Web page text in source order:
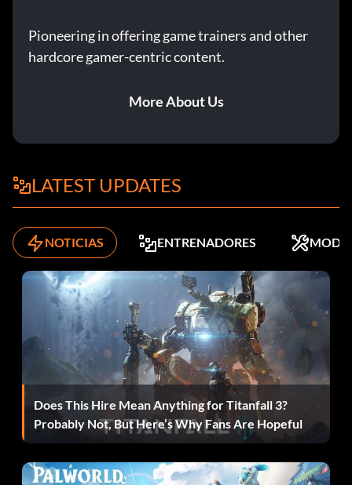
El Coleccionista
La revuelta
Objetivo: Querido Diario - Encontrar un diario
El aprendiz de Tesla
Objetivo: Tesla�s Apprentice - Mejora de la primera arma
Grand Theft... ¿OVNI?
Objetivo: Gran robo... ¿OVNI? - Secuestrado 20 ovnis
Pioneering in offering game trainers and other
hardcore gamer-centric content.
More About Us
LATEST UPDATES
NOTICIAS ENTRENADORES MODS
Does This Hire Mean Anything for Titanfall 3?
Probably Not, But Here’s Why Fans Are Hopeful